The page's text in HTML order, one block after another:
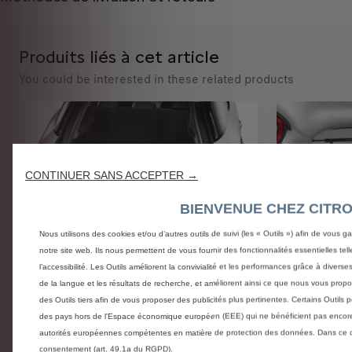
Produits liés à cet article
You could be interested in these related products
Code 1607075780
Housse De Coffre
Grille
CONTINUER SANS ACCEPTER →
BIENVENUE CHEZ
Nous utilisons des cookies et/ou d’autres outils de suivi (les « Outils ») afin de vous
notre site web. Ils nous permettent de vous fournir des fonctionnalités essentielles
l’accessibilité. Les Outils améliorent la convivialité et les performances grâce à
de la langue et les résultats de recherche, et améliorent ainsi ce que nous vous
des Outils tiers afin de vous proposer des publicités plus pertinentes. Certains Outils
des pays hors de l'Espace économique européen (EEE) qui ne bénéficient pas
autorités européennes compétentes en matière de protection des données. Dans ce
consentement (art. 49.1a du RGPD).